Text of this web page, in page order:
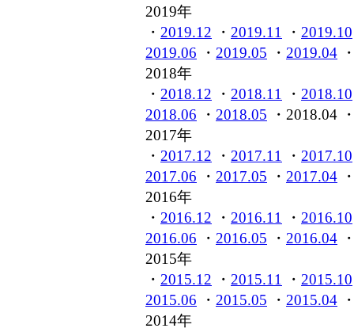
2019年
・ 2019.12 ・ 2019.11 ・ 2019.10
2019.06 ・ 2019.05 ・ 2019.04
2018年
・ 2018.12 ・ 2018.11 ・ 2018.10
2018.06 ・ 2018.05 ・2018.04
2017年
・ 2017.12 ・ 2017.11 ・ 2017.10
2017.06 ・ 2017.05 ・ 2017.04
2016年
・ 2016.12 ・ 2016.11 ・ 2016.10
2016.06 ・ 2016.05 ・ 2016.04
2015年
・ 2015.12 ・ 2015.11 ・ 2015.10
2015.06 ・ 2015.05 ・ 2015.04
2014年